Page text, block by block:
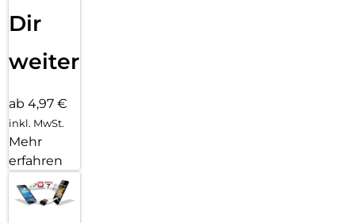
Dir
weiter
ab 4,97 €
inkl. MwSt.
Mehr
erfahren